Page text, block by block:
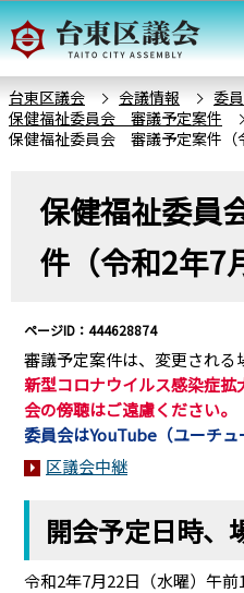
こ
の
ー
ジ
の
このページ
台東区議会 会議情報 委
保健福祉委員会 審議予定案件
保健福祉委員会 審議予定案件（
保健福祉委
件（令和2年7
ページID：444628874
審議予定案件は、変更される
新型コロナウイルス感染症
会の傍聴はご遠慮ください。
委員会はYouTube（ユーチュ
区議会中継
開会予定日時、
令和2年7月22日（水曜）午